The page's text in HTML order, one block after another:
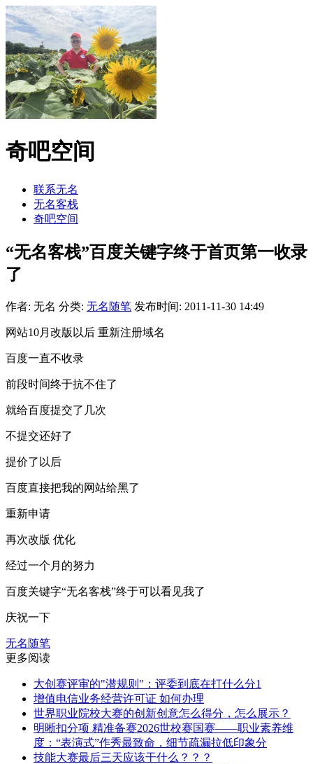
奇吧空间
联系无名
无名客栈
奇吧空间
“无名客栈”百度关键字终于首页第一收录
了
作者: 无名 分类: 无名随笔 发布时间: 2011-11-30 14:49
网站10月改版以后 重新注册域名
百度一直不收录
前段时间终于抗不住了
就给百度提交了几次
不提交还好了
提价了以后
百度直接把我的网站给黑了
重新申请
再次改版 优化
经过一个月的努力
百度关键字“无名客栈”终于可以看见我了
庆祝一下
无名随笔
更多阅读
大创赛评审的"潜规则"：评委到底在打什么分1
增值电信业务经营许可证 如何办理
世界职业院校大赛的创新创意怎么得分，怎么展示？
明晰扣分项 精准备赛2026世校赛国赛——职业素养维
度：“表演式”作秀最致命，细节疏漏拉低印象分
技能大赛最后三天应该干什么？？？